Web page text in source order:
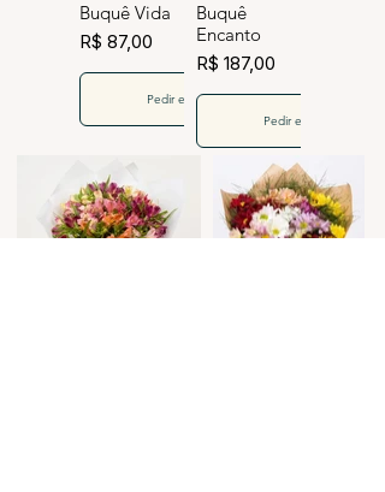
Buquê Vida
R$ 87,00
Pedir este Buquê
Buquê
Encanto
R$ 187,00
Pedir este Buquê